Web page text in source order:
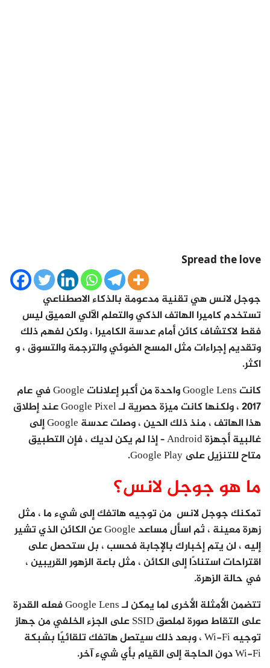
Spread the love
جوجل لانس هي تقنية مدعومة بالذكاء الاصطناعي
تستخدم كاميرا الهاتف الذكي والتعلم الآلي العميق ليس
فقط لاكتشاف كائن أمام عدسة الكاميرا ، ولكن لفهم ذلك
وتقديم إجراءات مثل المسح الضوئي والترجمة والتسوق ، و
اكثر.
كانت Google Lens واحدة من أكبر إعلانات Google في عام
2017 ، ولكنها كانت ميزة حصرية لـ Google Pixel عند إطلاق
هذا الهاتف ، منذ ذلك الحين ، وصلت عدسة Google إلى
غالبية أجهزة Android – إذا لم يكن لديك ، فإن التطبيق
متاح للتنزيل على Google Play.
ما هو جوجل لانس؟
تمكنك جوجل لانس من توجيه هاتفك إلى شيء ما ، مثل
زهرة معينة ، ثم اسأل مساعد Google عن الكائن الذي تشير
إليه ، لن يتم إخبارك بالإجابة فحسب ، بل ستحصل على
اقتراحات استنادًا إلى الكائن ، مثل باعة الزهور القريبين ،
في حالة الزهرة.
تتضمن الأمثلة الأخرى لما يمكن لـ Google Lens فعله القدرة
على التقاط صورة لملصق SSID على الجزء الخلفي من جهاز
توجيه Wi-Fi ، وبعد ذلك سيتصل هاتفك تلقائيًا بشبكة
Wi-Fi دون الحاجة إلى القيام بأي شيء آخر.